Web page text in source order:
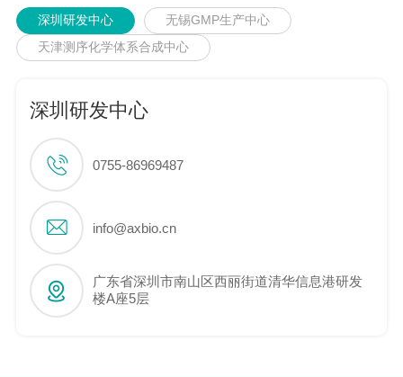
深圳研发中心
无锡GMP生产中心
天津测序化学体系合成中心
深圳研发中心
0755-86969487
info@axbio.cn
广东省深圳市南山区西丽街道清华信息港研发
楼A座5层